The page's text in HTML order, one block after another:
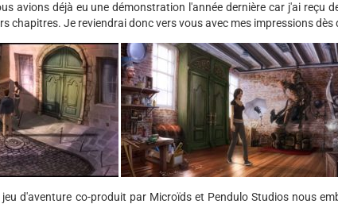
avions déjà eu une démonstration l'année dernière car j'ai reçu
chapitres. Je reviendrai donc vers vous avec mes impressions dès
d'aventure co-produit par Microïds et Pendulo Studios nous